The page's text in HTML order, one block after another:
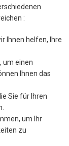
:
Ihnen helfen, Ihre
um einen
Ihnen das
Sie für Ihren
um Ihr
zu